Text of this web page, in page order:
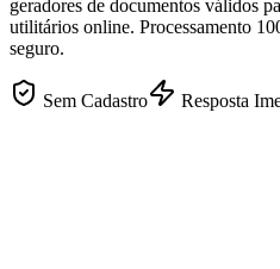
geradores de documentos válidos
utilitários online. Processamento
seguro.
Sem Cadastro Resposta